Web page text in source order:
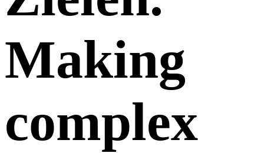
Making
complex